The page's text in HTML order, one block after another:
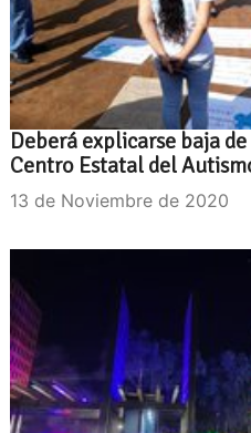
Deberá explicarse baja
Centro Estatal del
13 de Noviembre de 2020